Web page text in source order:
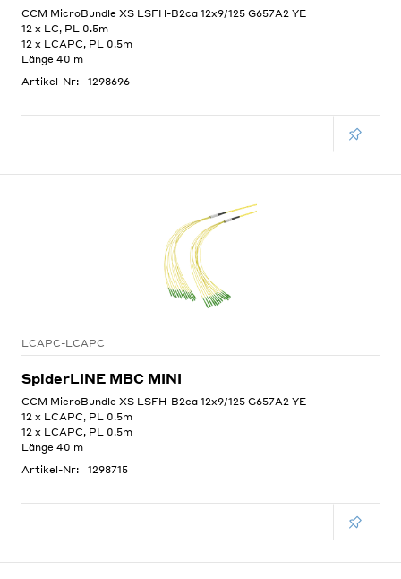
CCM MicroBundle XS LSFH-B2ca 12x9/125 G657A2 YE
12 x LC, PL 0.5m
12 x LCAPC, PL 0.5m
Länge 40 m
Artikel-Nr:
1298696
LCAPC-LCAPC
SpiderLINE MBC MINI
CCM MicroBundle XS LSFH-B2ca 12x9/125 G657A2 YE
12 x LCAPC, PL 0.5m
12 x LCAPC, PL 0.5m
Länge 40 m
Artikel-Nr:
1298715